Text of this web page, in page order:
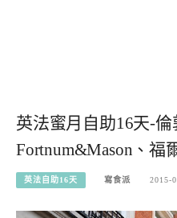
英法蜜月自助16天-
Fortnum&Mason、福
英法自助16天 寫食派 2015-